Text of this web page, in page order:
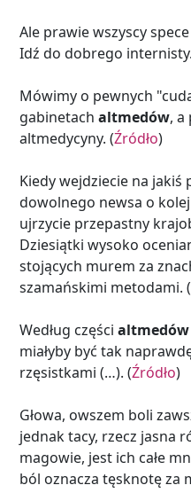
Ale prawie wszyscy
Idź do dobrego
Mówimy o pewnych
gabinetach altmedów, a
altmedycyny. (Źródło)
Kiedy wejdziecie na
dowolnego newsa o
ujrzycie przepastny
Dziesiątki wysoko
stojących murem za
szamańskimi metodami. (
Według części altmedów
miałyby być tak
rzęsistkami (…). (Źródło)
Głowa, owszem boli
jednak tacy, rzecz jasna
magowie, jest ich całe
ból oznacza tęsknotę za